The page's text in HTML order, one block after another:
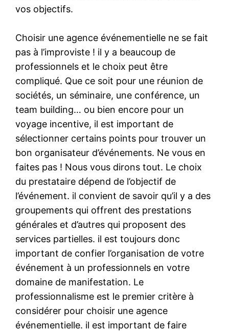
vos objectifs.
Choisir une agence événementielle ne se fait
pas à l’improviste ! il y a beaucoup de
professionnels et le choix peut être
compliqué. Que ce soit pour une réunion de
sociétés, un séminaire, une conférence, un
team building… ou bien encore pour un
voyage incentive, il est important de
sélectionner certains points pour trouver un
bon organisateur d’événements. Ne vous en
faites pas ! Nous vous dirons tout. Le choix
du prestataire dépend de l’objectif de
l’événement. il convient de savoir qu’il y a des
groupements qui offrent des prestations
générales et d’autres qui proposent des
services partielles. il est toujours donc
important de confier l’organisation de votre
événement à un professionnels en votre
domaine de manifestation. Le
professionnalisme est le premier critère à
considérer pour choisir une agence
événementielle. il est important de faire